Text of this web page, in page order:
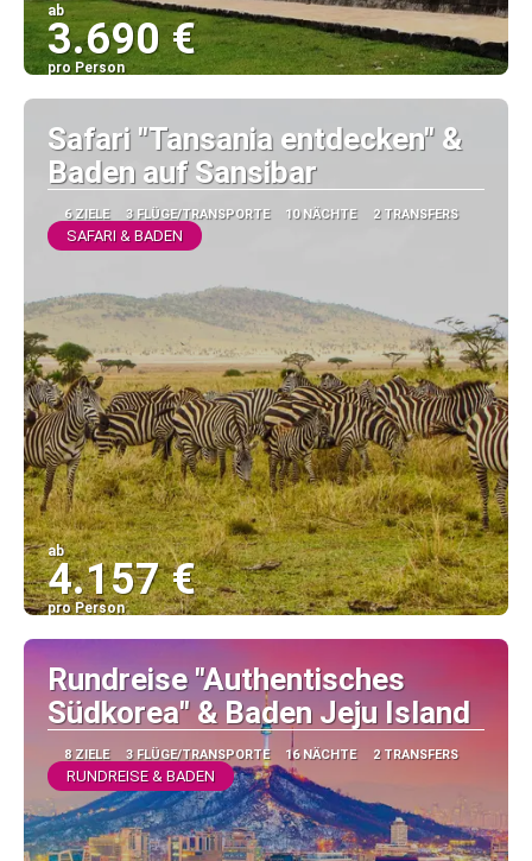
ab
3.690 €
pro Person
Sehen
Safari "Tansania entdecken" &
Baden auf Sansibar
6 ZIELE 3 FLÜGE/TRANSPORTE 10 NÄCHTE 2 TRANSFERS
SAFARI & BADEN
ab
4.157 €
pro Person
Sehen
Rundreise "Authentisches
Südkorea" & Baden Jeju Island
8 ZIELE 3 FLÜGE/TRANSPORTE 16 NÄCHTE 2 TRANSFERS
RUNDREISE & BADEN